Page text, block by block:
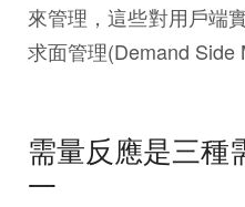
來管理，這些對用戶端
求面管理(Demand Side
需量反應是三種
一